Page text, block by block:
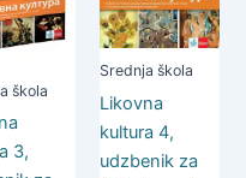
škola
3,
Srednja škola
Likovna
kultura 4,
udzbenik za